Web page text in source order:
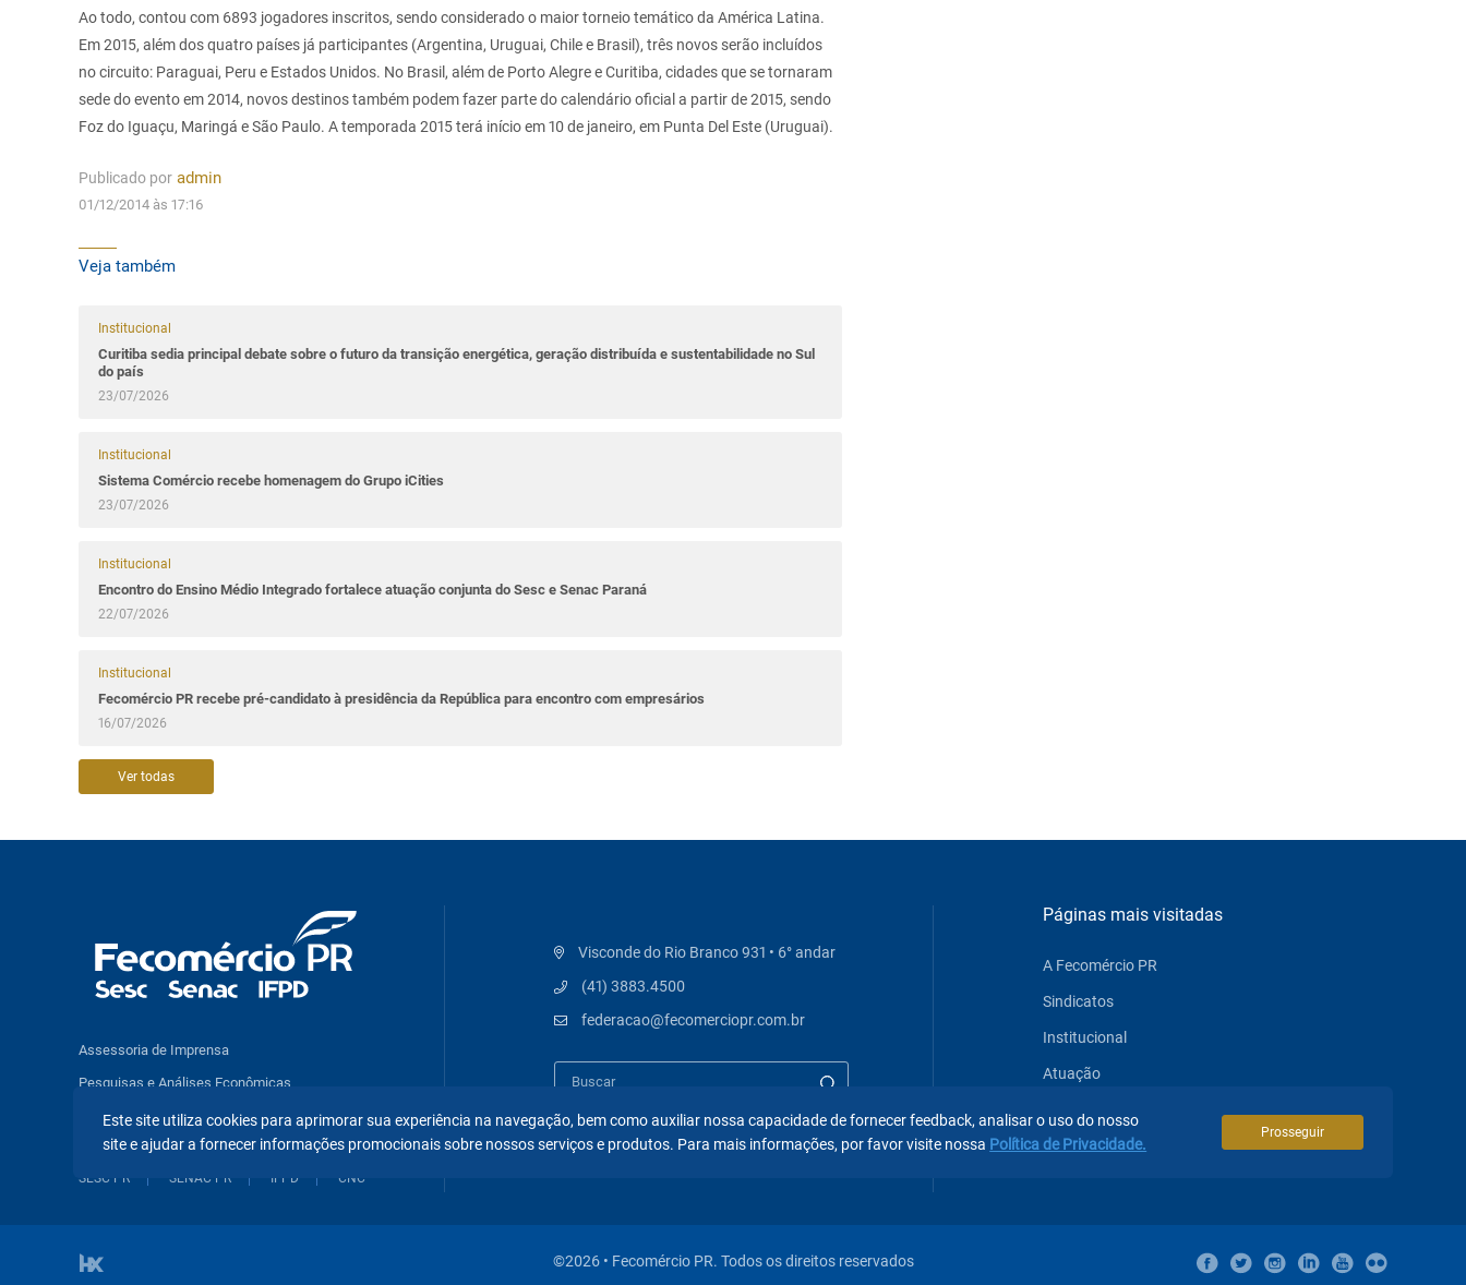
Ao todo, contou com 6893 jogadores inscritos, sendo considerado o maior torneio temático da América Latina.
Em 2015, além dos quatro países já participantes (Argentina, Uruguai, Chile e Brasil), três novos serão incluídos
no circuito: Paraguai, Peru e Estados Unidos. No Brasil, além de Porto Alegre e Curitiba, cidades que se tornaram
sede do evento em 2014, novos destinos também podem fazer parte do calendário oficial a partir de 2015, sendo
Foz do Iguaçu, Maringá e São Paulo. A temporada 2015 terá início em 10 de janeiro, em Punta Del Este (Uruguai).
Publicado por admin
01/12/2014 às 17:16
Veja também
Institucional
Curitiba sedia principal debate sobre o futuro da transição energética, geração distribuída e sustentabilidade no Sul
do país
23/07/2026
Institucional
Sistema Comércio recebe homenagem do Grupo iCities
23/07/2026
Institucional
Encontro do Ensino Médio Integrado fortalece atuação conjunta do Sesc e Senac Paraná
22/07/2026
Institucional
Fecomércio PR recebe pré-candidato à presidência da República para encontro com empresários
16/07/2026
Ver todas
Assessoria de Imprensa
Pesquisas e Análises Econômicas
Benefícios e Serviços
SESC PR SENAC PR IFPD CNC
Visconde do Rio Branco 931 • 6° andar
(41) 3883.4500
federacao@fecomerciopr.com.br
Páginas mais visitadas
A Fecomércio PR
Sindicatos
Institucional
Atuação
Notícias
©2026 • Fecomércio PR. Todos os direitos reservados
Este site utiliza cookies para aprimorar sua experiência na navegação, bem como auxiliar nossa capacidade de fornecer feedback, analisar o uso do nosso
site e ajudar a fornecer informações promocionais sobre nossos serviços e produtos. Para mais informações, por favor visite nossa Política de Privacidade.
Prosseguir